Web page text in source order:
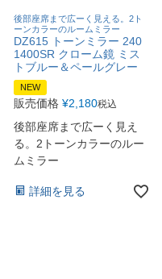
後部座席まで広ーく見える。2ト
ーンカラーのルームミラー
DZ615 トーンミラー 240
1400SR クローム鏡 ミス
トブルー＆ペールグレー
NEW
販売価格 ¥2,180税込
後部座席まで広ーく見え
る。2トーンカラーのルー
ムミラー
詳細を見る